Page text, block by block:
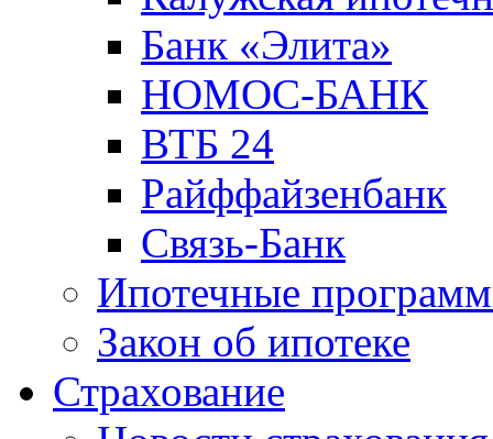
Банк «Элита»
НОМОС-БАНК
ВТБ 24
Райффайзенбанк
Связь-Банк
Ипотечные
Закон об ипотеке
Страхование